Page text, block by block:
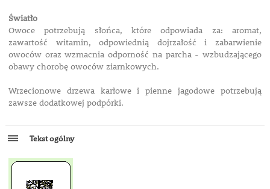
Światło
Owoce potrzebują słońca, które odpowiada za: aromat,
zawartość witamin, odpowiednią dojrzałość i zabarwienie
owoców oraz wzmacnia odporność na parcha - wzbudzającego
obawy chorobę owoców ziarnkowych.
Wrzecionowe drzewa karłowe i pienne jagodowe potrzebują
zawsze dodatkowej podpórki.
Tekst ogólny